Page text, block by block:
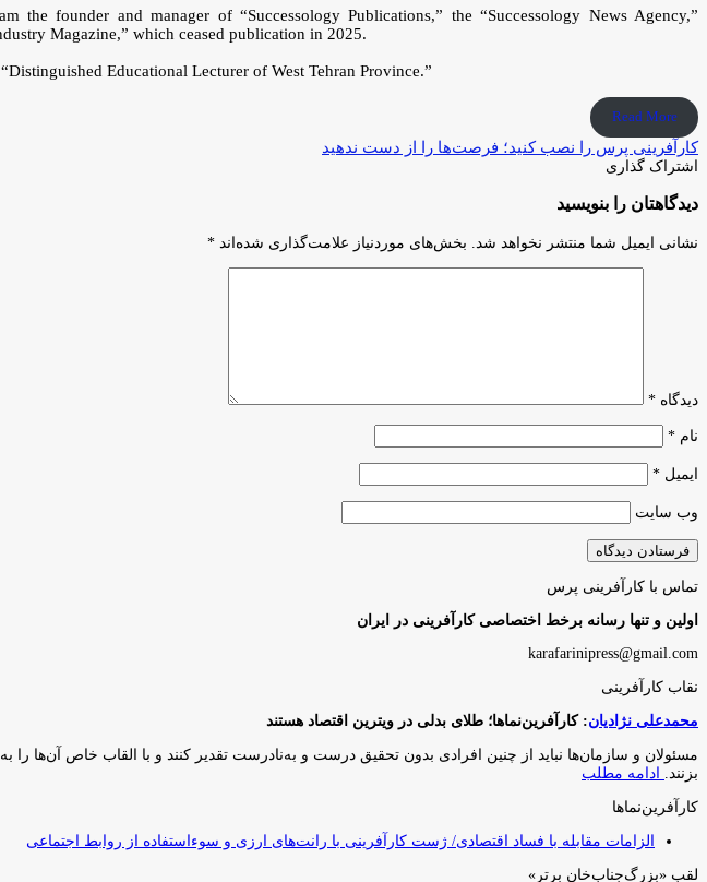
founder and manager of “Successology Publications,” the “Successology News Agency,”
Magazine,” which ceased publication in 2025.
Educational Lecturer of West Tehran Province.”
Read More
کارآفرینی پرس را نصب کنید؛ فرصت‌ها را از دست ندهید
اشتراک گذاری
بوک(X)آپ
گذاری
طریق
دیدگاهتان را بنویسید
نشانی ایمیل شما منتشر نخواهد شد. بخش‌های موردنیاز علامت‌گذاری شده‌اند *
دیدگاه *
نام *
ایمیل *
وب‌ سایت
تماس با کارآفرینی پرس
اولین و تنها رسانه برخط اختصاصی کارآفرینی در ایران
karafarinipress@gmail.com
نقاب کارآفرینی
محمدعلی نژادیان: کارآفرین‌نماها؛ طلای بدلی در ویترین اقتصاد هستند
مسئولان و سازمان‌ها نباید از چنین افرادی بدون تحقیق درست و به‌نادرست تقدیر کنند و با القاب خاص آ‌ن‌ها را
بزنند.
ادامه مطلب
کارآفرین‌نماها
الزامات مقابله با فساد اقتصادی/ ژست کارآفرینی با رانت‌های ارزی و سوءاستفاده از روابط اجتماعی
لقبِ «بزرگ‌جناب‌خان برتر»